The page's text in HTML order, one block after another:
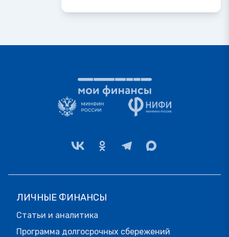
ЛИЧНЫЕ ФИНАНСЫ
Статьи и аналитика
Программа долгосрочных сбережений